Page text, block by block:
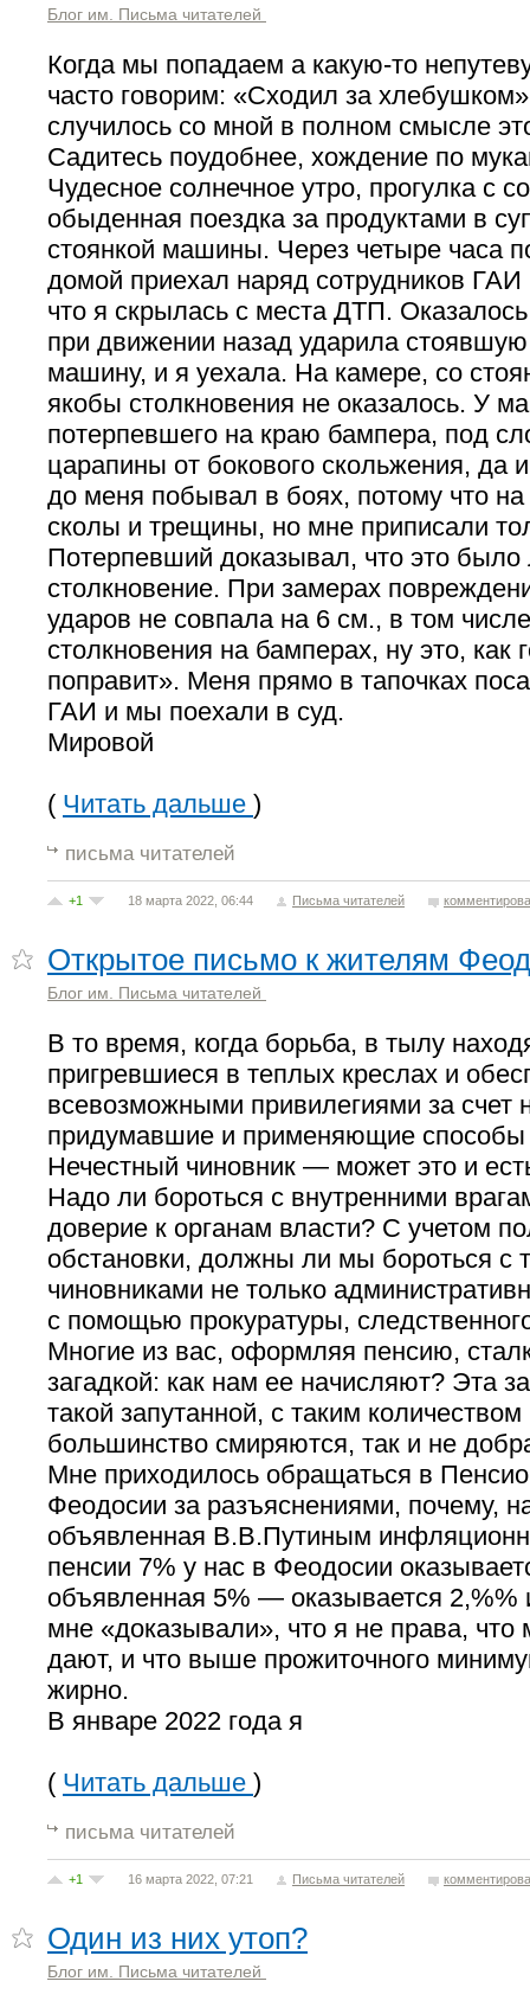
Блог им. Письма читателей
Когда мы попадаем а какую-то
часто говорим: «Сходил за
случилось со мной в полном смысле
Садитесь поудобнее, хождение по
Чудесное солнечное утро, прогулка с
обыденная поездка за продуктами в
стоянкой машины. Через четыре часа
домой приехал наряд сотрудников
что я скрылась с места ДТП.
при движении назад ударила стоявшую
машину, и я уехала. На камере, со
якобы столкновения не оказалось. У
потерпевшего на краю бампера, под
царапины от бокового скольжения, да
до меня побывал в боях, потому что
сколы и трещины, но мне приписали
Потерпевший доказывал, что это было
столкновение. При замерах
ударов не совпала на 6 см., в том
столкновения на бамперах, ну это, как
поправит». Меня прямо в тапочках
ГАИ и мы поехали в суд.
Мировой
( Читать дальше )
письма читателей
+1 18 марта 2022, 06:44 Письма читателей
Открытое письмо к жителям
Блог им. Письма читателей
В то время, когда борьба, в тылу
пригревшиеся в теплых креслах и
всевозможными привилегиями за счет
придумавшие и применяющие
Нечестный чиновник — может это и
Надо ли бороться с внутренними
доверие к органам власти? С учетом
обстановки, должны ли мы бороться с
чиновниками не только
с помощью прокуратуры,
Многие из вас, оформляя пенсию,
загадкой: как нам ее начисляют? Эта
такой запутанной, с таким
большинство смиряются, так и не
Мне приходилось обращаться в
Феодосии за разъяснениями, почему,
объявленная В.В.Путиным
пенсии 7% у нас в Феодосии
объявленная 5% — оказывается 2,%%
мне «доказывали», что я не права, что
дают, и что выше прожиточного
жирно.
В январе 2022 года я
( Читать дальше )
письма читателей
+1 16 марта 2022, 07:21 Письма читателей
Один из них утоп?
Блог им. Письма читателей